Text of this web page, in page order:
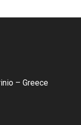
– Greece